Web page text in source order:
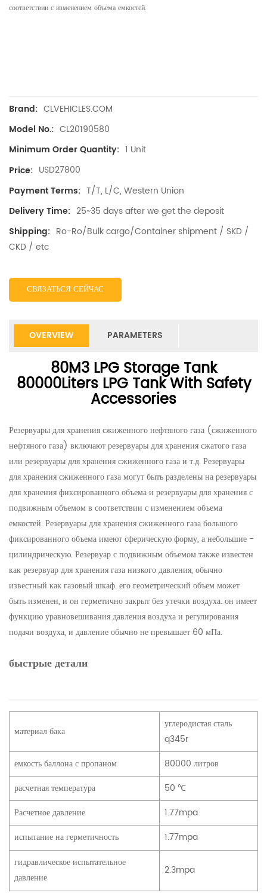
соответствии с изменением объема емкостей.
Brand: CLVEHICLES.COM
Model No.: CL20190580
Minimum Order Quantity: 1 Unit
Price: USD27800
Payment Terms: T/T, L/C, Western Union
Delivery Time: 25~35 days after we get the deposit
Shipping: Ro-Ro/Bulk cargo/Container shipment / SKD /
CKD / etc
СВЯЗАТЬСЯ СЕЙЧАС
OVERVIEW PARAMETERS
80M3 LPG Storage Tank
80000Liters LPG Tank With Safety
Accessories
Резервуары для хранения сжиженного нефтяного газа (сжиженного
нефтяного газа) включают резервуары для хранения сжатого газа
или резервуары для хранения сжиженного газа и т.д. Резервуары
для хранения сжиженного газа могут быть разделены на резервуары
для хранения фиксированного объема и резервуары для хранения с
подвижным объемом в соответствии с изменением объема
емкостей. Резервуары для хранения сжиженного газа большого
фиксированного объема имеют сферическую форму, а небольшие -
цилиндрическую. Резервуар с подвижным объемом также известен
как резервуар для хранения газа низкого давления, обычно
известный как газовый шкаф. его геометрический объем может
быть изменен, и он герметично закрыт без утечки воздуха. он имеет
функцию уравновешивания давления воздуха и регулирования
подачи воздуха, и давление обычно не превышает 60 мПа.
быстрые детали
материал бака
углеродистая сталь
q345r
емкость баллона с пропаном
80000 литров
расчетная температура
50 ℃
Расчетное давление
1.77mpa
испытание на герметичность
1.77mpa
гидравлическое испытательное
давление
2.3mpa